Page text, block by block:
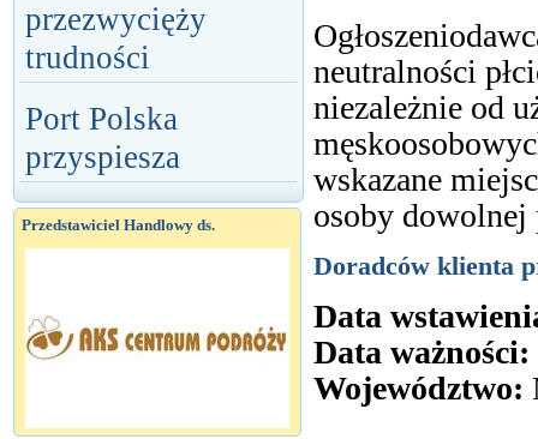
przezwycięży
trudności
Port Polska
przyspiesza
Przedstawiciel Handlowy ds.
neutralności
niezależnie od
wskazane
osoby dowolnej
Doradców klienta
Data
Data ważności:
Województwo: